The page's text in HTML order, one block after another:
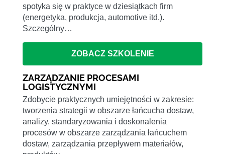
spotyka się w praktyce w dziesiątkach firm
(energetyka, produkcja, automotive itd.).
Szczególny…
ZOBACZ SZKOLENIE
ZARZĄDZANIE PROCESAMI
LOGISTYCZNYMI
Zdobycie praktycznych umiejętności w zakresie:
tworzenia strategii w obszarze łańcucha dostaw,
analizy, standaryzowania i doskonalenia
procesów w obszarze zarządzania łańcuchem
dostaw, zarządzania przepływem materiałów,